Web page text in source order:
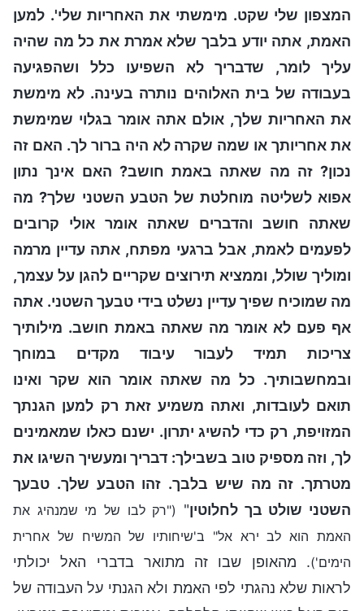
המצפון שלי שקט. מימשתי את האחריות שלי'. למען
האמת, אתה יודע בלבך שלא אמרת את כל מה שהיה
עליך לומר, שדבריך לא השפיעו כלל ושהפגיעה
בעבודה של בית האלוהים נותרה בעינה. לא מימשת
את האחריות שלך, אולם אתה אומר בגלוי שמימשת
את אחריותך או שמה שקרה לא היה ברור לך. האם זה
נכון? זה מה שאתה באמת חושב? האם אינך נתון
אפוא לשליטה מוחלטת של הטבע השטני שלך? מה
שאתה חושב והדברים שאתה אומר אולי קרובים
לפעמים לאמת, אבל ברגעי מפתח, אתה עדיין מרמה
ומוליך שולל, וממציא תירוצים שקריים להגן על עצמך,
מה שמוכיח שפיך עדיין נשלט בידי טבעך השטני. אתה
אף פעם לא אומר מה שאתה באמת חושב. מילותיך
צריכות תמיד לעבור עיבוד מקדים במוחך
ובמחשבותיך. כל מה שאתה אומר הוא שקר ואינו
תואם לעובדות, ואתה משמיע זאת רק למען הגנתך
המזויפת, רק כדי להשיג יתרון. ישנם כאלו שמאמינים
לך, וזה מספיק טוב בשבילך: דבריך ומעשיך השיגו את
מטרתך. זה מה שיש בלבך. זהו הטבע שלך. טבעך
השטני שולט בך לחלוטין" ("רק לבו של מי שמנהיג את
האמת הוא לב ירא אל" ב'שיחותיו של המשיח של אחרית
הימים'). מהאופן שבו זה מתואר בדברי האל יכולתי
לראות שלא נהגתי לפי האמת ולא הגנתי על העבודה של